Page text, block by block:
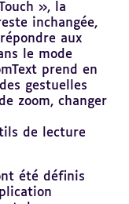
», la
inchangée,
aux
le mode
prend en
gestuelles
zoom, changer
de lecture
été définis